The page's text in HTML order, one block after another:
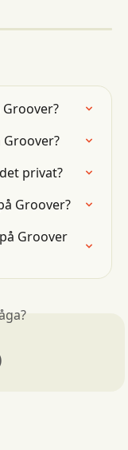
privat?
Groover?
Groover